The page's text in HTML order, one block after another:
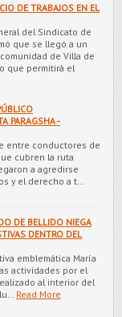
DE TRABAJOS EN EL
del Sindicato de
que se llegó a un
de Villa de
que permitirá el
PARAGSHA -
entre conductores de
cubren la ruta
a agredirse
y el derecho a t…
DE BELLIDO NIEGA
DENTRO DEL
emblemática María
actividades por el
al interior del
Read More